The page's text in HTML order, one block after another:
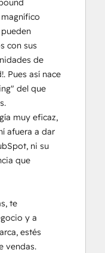
con sus
de
Pues así nace
del que
muy eficaz,
afuera a dar
ni su
que
te
y a
estés
vendas.